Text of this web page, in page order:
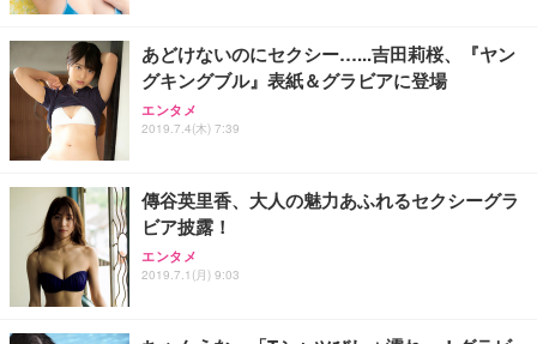
務用 おしゃれ パソコンチェア (ホワイト)
ANDWINT オフィスチェア デスクチェア 肘なし メ
ッシュ 通気性 ランバーサポート付き 腰サポート ガ
ス圧無段階昇降 360度回転 キャスター付き コンパク
【MiniLED/24.5inch/280Hz/FHD】GRAPHT THE S
HOOTER Gaming Monitor 24” Essential ゲーミン
グモニター QD 24.5インチ 1ms FHD 量子ドット 残
アイリスオーヤマ ペットシーツ 超厚型 お徳用 レギ
ュラー 200枚入【Amazon.co.jp限定】
あどけないのにセクシー…...吉田莉桜、『ヤン
グキングブル』表紙＆グラビアに登場
エンタメ
2019.7.4(木) 7:39
傳谷英里香、大人の魅力あふれるセクシーグラ
ビア披露！
エンタメ
2019.7.1(月) 9:03